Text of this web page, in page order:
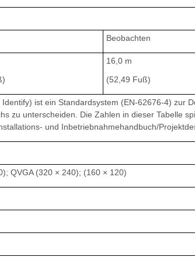
Beobachten
16,0 m
(52,49 Fuß)
ist ein Standardsystem (EN-62676-4) zur
zu unterscheiden. Die Zahlen in dieser Tabelle
und Inbetriebnahmehandbuch/
QVGA (320 × 240); (160 × 120)